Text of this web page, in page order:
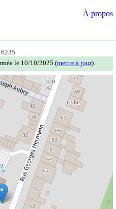
À propos
le 10/10/2025 (mettre à jour).